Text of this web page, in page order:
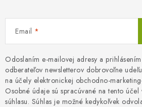
Email
Odoslaním e-mailovej adresy a
odberateľov newsletterov dobrovoľne
na účely elektronickej obchodno-
Osobné údaje sú spracúvané na tento účel
súhlasu. Súhlas je možné kedykoľvek